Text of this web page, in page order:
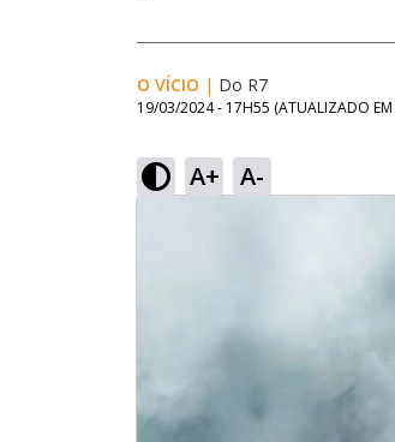
O VÍCIO | Do R7
19/03/2024 - 17H55 (ATUALIZADO EM
A+ A-